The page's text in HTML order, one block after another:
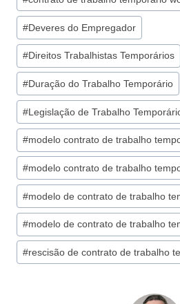
#Deveres do Empregador
#Direitos Trabalhistas Temporários
#Duração do Trabalho Temporário
#Legislação de Trabalho
#modelo contrato de trabalho
#modelo contrato de trabalho
#modelo de contrato de trabalho
#modelo de contrato de trabalho
#rescisão de contrato de trabalho